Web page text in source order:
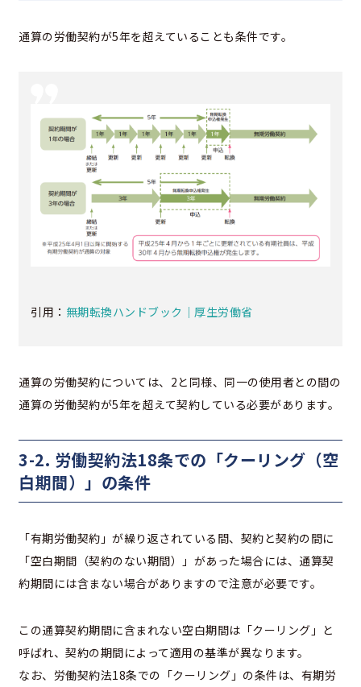
通算の労働契約が5年を超えていることも条件です。
引用： 無期転換ハンドブック｜厚生労働省
通算の労働契約については、2と同様、同一の使用者との間の
通算の労働契約が5年を超えて契約している必要があります。
3-2. 労働契約法18条での「クーリング（空
白期間）」の条件
「有期労働契約」が繰り返されている間、契約と契約の間に
「空白期間（契約のない期間）」があった場合には、通算契
約期間には含まない場合がありますので注意が必要です。
この通算契約期間に含まれない空白期間は「クーリング」と
呼ばれ、契約の期間によって適用の基準が異なります。
なお、労働契約法18条での「クーリング」の条件は、有期労